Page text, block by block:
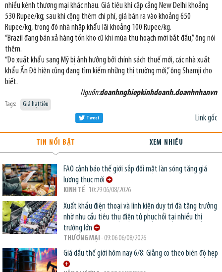
nhiều kênh thương mại khác nhau. Giá tiêu khi cập cảng New Delhi khoảng
530 Rupee/kg; sau khi cộng thêm chi phí, giá bán ra vào khoảng 650
Rupee/kg, trong đó nhà nhập khẩu lãi khoảng 100 Rupee/kg.
“Brazil đang bán xả hàng tồn kho cũ khi mùa thu hoạch mới bắt đầu,” ông nói
thêm.
“Do xuất khẩu sang Mỹ bị ảnh hưởng bởi chính sách thuế mới, các nhà xuất
khẩu Ấn Độ hiện cũng đang tìm kiếm những thị trường mới,” ông Shamji cho
biết.
Nguồn:doanhnghiepkinhdoanh.doanhnhanvn
Tags: Giá hạt tiêu
Link gốc
Tweet
TIN NỔI BẬT XEM NHIỀU
FAO cảnh báo thế giới sắp đối mặt làn sóng tăng giá
lương thực mới
KINH TẾ- 10:29 06/08/2026
Xuất khẩu điện thoại và linh kiện duy trì đà tăng trưởng
nhờ nhu cầu tiêu thụ điện tử phục hồi tại nhiều thị
trường lớn
THƯƠNG MẠI - 09:06 06/08/2026
Giá dầu thế giới hôm nay 6/8: Giằng co theo biên độ hẹp